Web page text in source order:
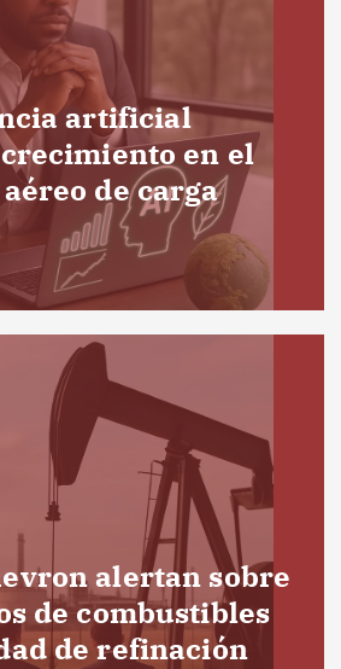
artificial
en el
de carga
alertan sobre
de combustibles
de refinación